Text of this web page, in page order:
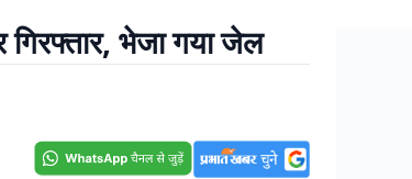
भेजा गया जेल